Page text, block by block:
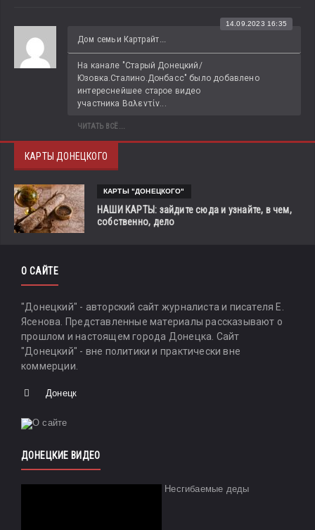
Дом семьи Картрайт...
14.09.2023 16:35
На канале "Старый Донецкий/
Юзовка.Сталино.Донбасс" было добавлено
интереснейшее старое видео
участника Βαλεντίν...
ЧИТАТЬ ВСЁ...
КАРТЫ ДОНЕЦКОГО
КАРТЫ "ДОНЕЦКОГО"
НАШИ КАРТЫ: зайдите сюда и узнайте, в чем,
собственно, дело
О САЙТЕ
"Донецкий" - авторский сайт журналиста и писателя Е.
Ясенова. Представленные материалы рассказывают о
прошлом и настоящем города Донецка. Сайт
"Донецкий" - вне политики и практически вне
коммерции.
Донецк
ДОНЕЦКИЕ ВИДЕО
Несгибаемые деды